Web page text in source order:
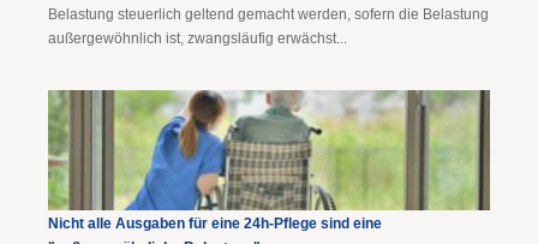
Belastung steuerlich geltend gemacht werden, sofern die Belastung
außergewöhnlich ist, zwangsläufig erwächst...
Nicht alle Ausgaben für eine 24h-Pflege sind eine